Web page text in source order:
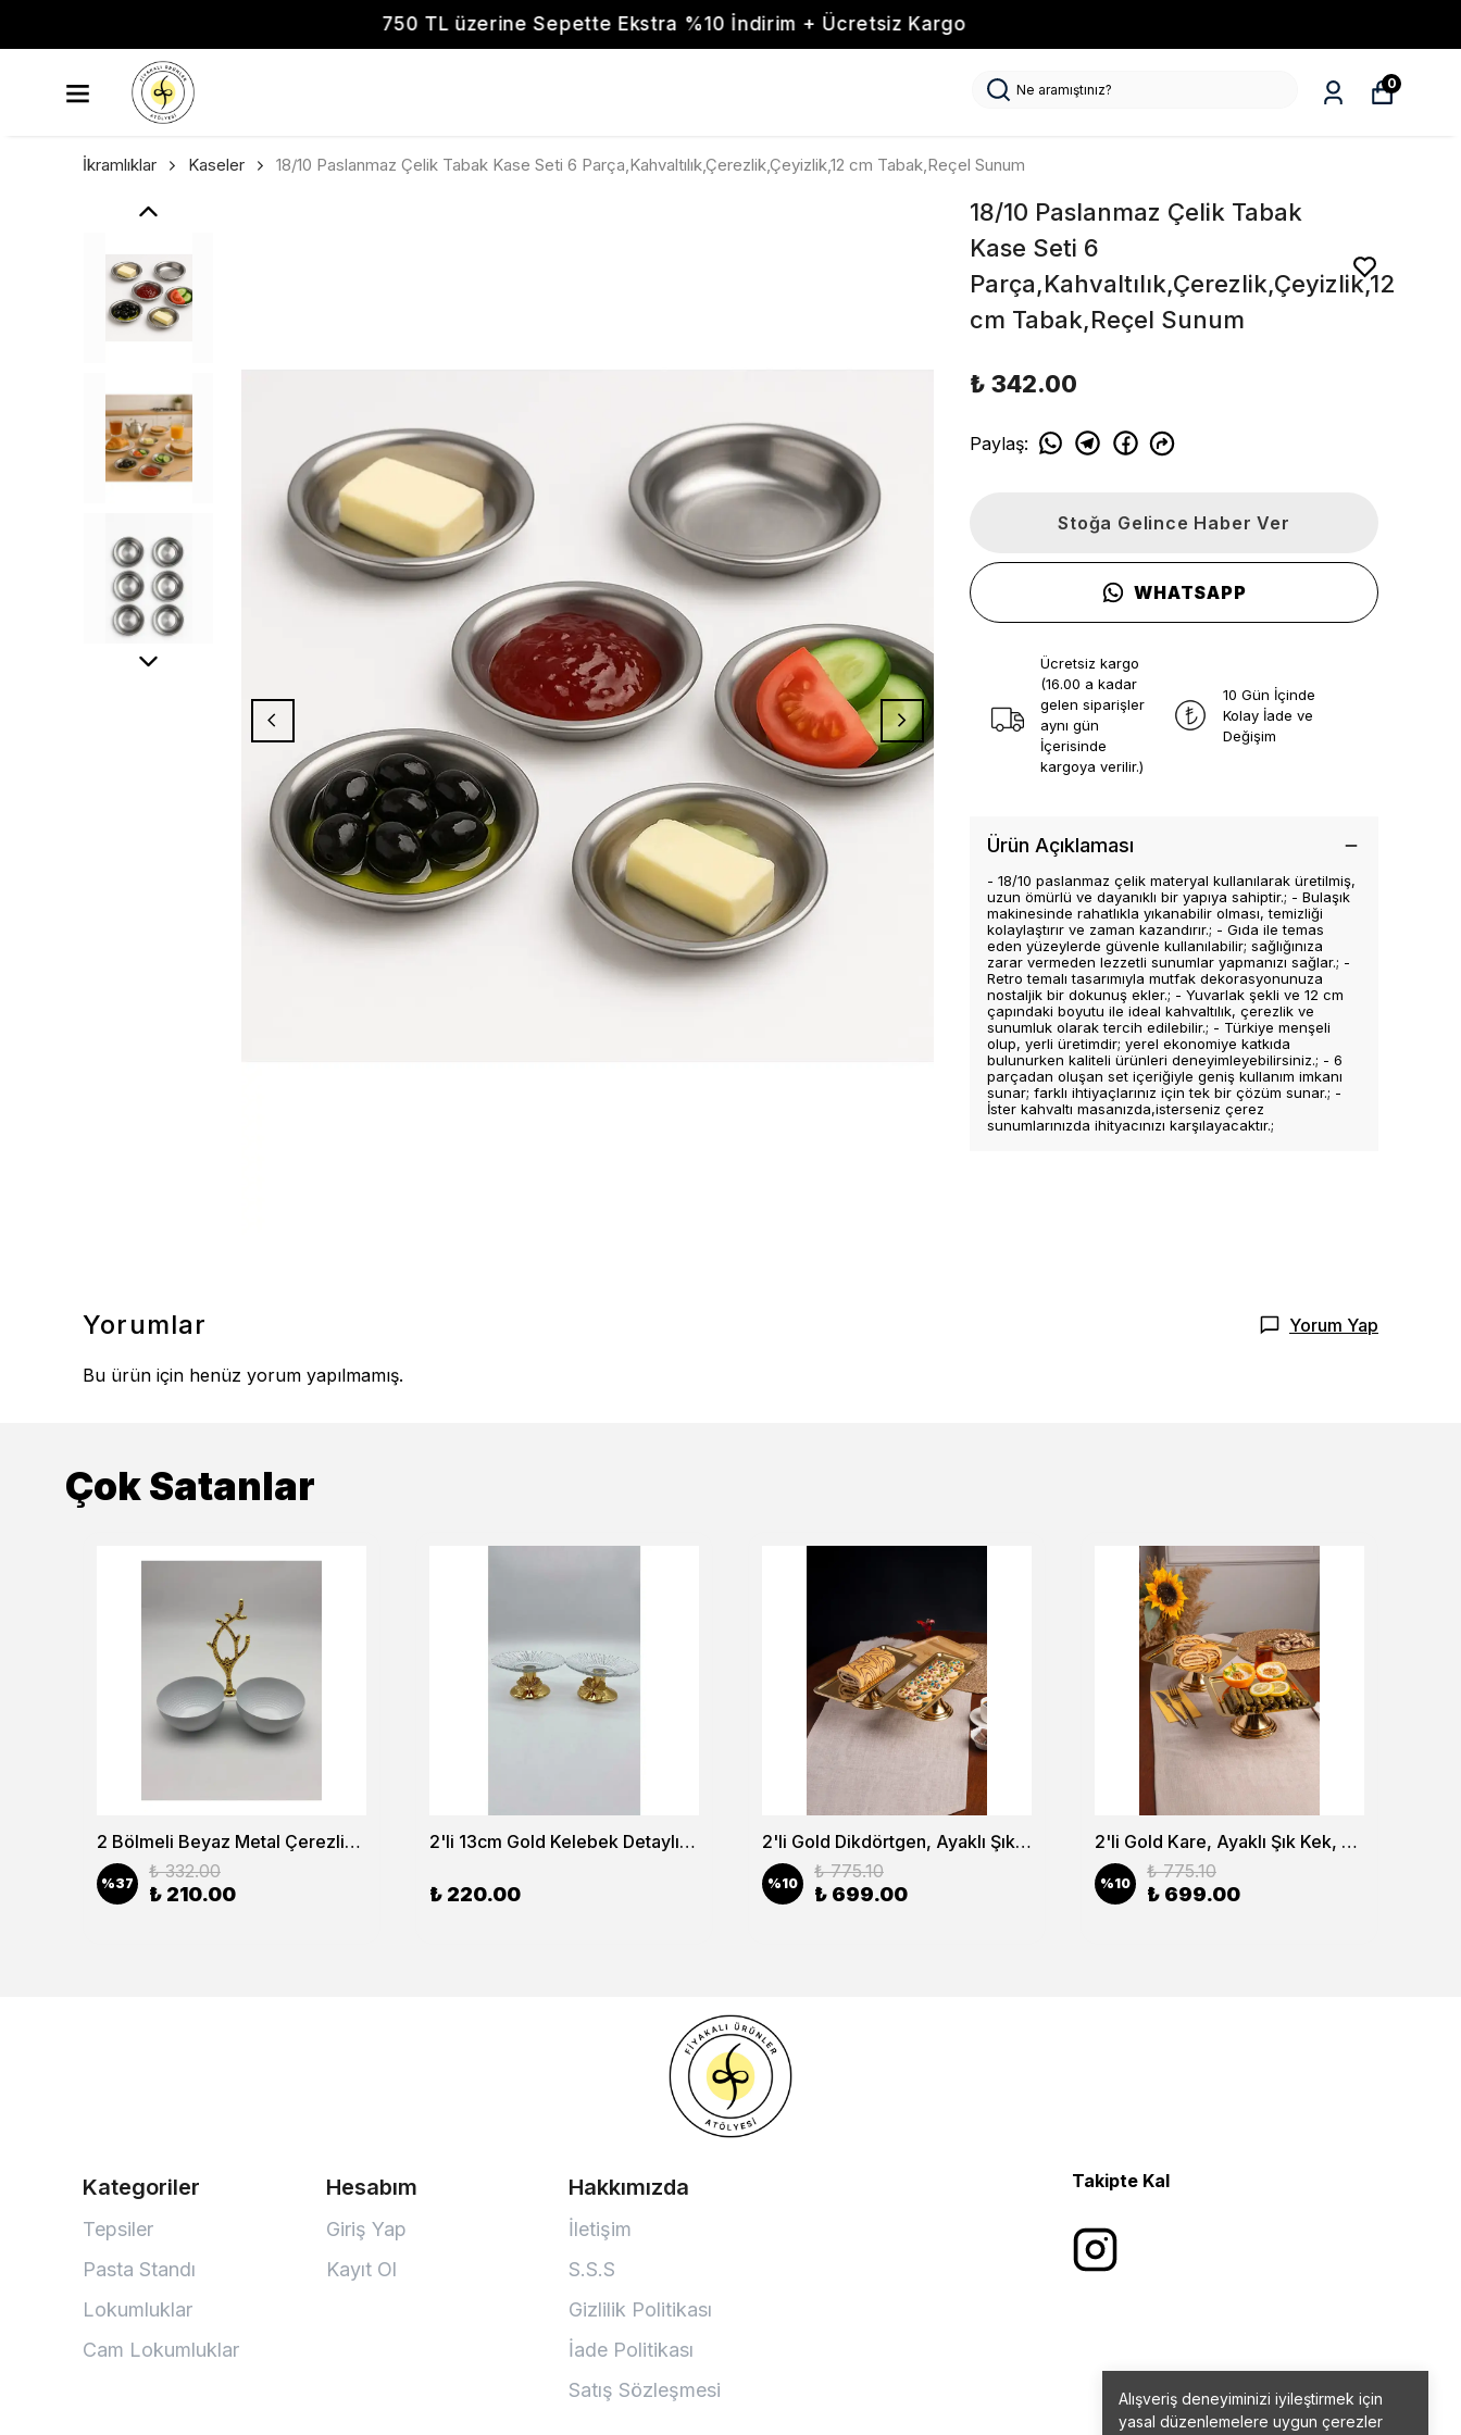
750 TL üzerine Sepette Ekstra %10 İndirim + Ücretsiz Kargo
0
Alışveriş deneyiminizi iyileştirmek için
yasal düzenlemelere uygun çerezler
İkramlıklar Kaseler 18/10 Paslanmaz Çelik Tabak Kase Seti 6 Parça,Kahvaltılık,Çerezlik,Çeyizlik,12 cm Tabak,Reçel Sunum
18/10 Paslanmaz Çelik Tabak
Kase Seti 6
Parça,Kahvaltılık,Çerezlik,Çeyizlik,12
cm Tabak,Reçel Sunum
₺ 342.00
Paylaş:
Stoğa Gelince Haber Ver
WHATSAPP
Ücretsiz kargo
(16.00 a kadar
gelen siparişler
aynı gün
İçerisinde
kargoya verilir.)
10 Gün İçinde
Kolay İade ve
Değişim
Ürün Açıklaması
- 18/10 paslanmaz çelik materyal kullanılarak üretilmiş,
uzun ömürlü ve dayanıklı bir yapıya sahiptir.; - Bulaşık
makinesinde rahatlıkla yıkanabilir olması, temizliği
kolaylaştırır ve zaman kazandırır.; - Gıda ile temas
eden yüzeylerde güvenle kullanılabilir; sağlığınıza
zarar vermeden lezzetli sunumlar yapmanızı sağlar.; -
Retro temalı tasarımıyla mutfak dekorasyonunuza
nostaljik bir dokunuş ekler.; - Yuvarlak şekli ve 12 cm
çapındaki boyutu ile ideal kahvaltılık, çerezlik ve
sunumluk olarak tercih edilebilir.; - Türkiye menşeli
olup, yerli üretimdir; yerel ekonomiye katkıda
bulunurken kaliteli ürünleri deneyimleyebilirsiniz.; - 6
parçadan oluşan set içeriğiyle geniş kullanım imkanı
sunar; farklı ihtiyaçlarınız için tek bir çözüm sunar.; -
İster kahvaltı masanızda,isterseniz çerez
sunumlarınızda ihityacınızı karşılayacaktır.;
Yorumlar Yorum Yap
Bu ürün için henüz yorum yapılmamış.
Çok Satanlar
2 Bölmeli Beyaz Metal Çerezlik, Altın Dallı Çerez Tabağı
%37
₺ 332.00
₺ 210.00
2'li 13cm Gold Kelebek Detaylı Metal Ayaklı Cam Lokumluk , Sunumluk , Şekerlik, Çerezlik
₺ 220.00
2'li Gold Dikdörtgen, Ayaklı Şık Kek, Pasta, Kurabiye ve Tatlı Servis Sunum Standı
%10
₺ 775.10
₺ 699.00
2'li Gold Kare, Ayaklı Şık Kek, Pasta, Kurabiye ve Tatlı Servis Sunum Standı
%10
₺ 775.10
₺ 699.00
Kategoriler
Tepsiler
Pasta Standı
Lokumluklar
Cam Lokumluklar
Hesabım
Giriş Yap
Kayıt Ol
Hakkımızda
İletişim
S.S.S
Gizlilik Politikası
İade Politikası
Satış Sözleşmesi
Takipte Kal